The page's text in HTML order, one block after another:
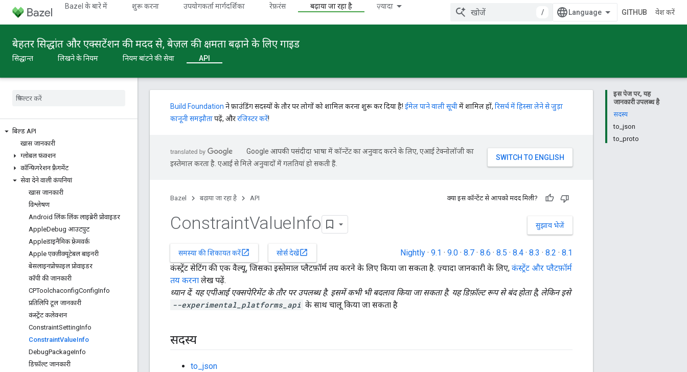
Bazel के बारे में शुरू करना उपयोगकर्ता मार्गदर्शिका रेफ़रंस बढ़ाया जा रहा है ज़्यादा
/ GITHUB प्रवेश करें
बेहतर सिद्धांत और एक्सटेंशन की मदद से, बेज़ल की क्षमता बढ़ाने के लिए गाइड
सिद्धान्त लिखने के नियम नियम बांटने की सेवा API
बिल्ड API
खास जानकारी
ग्लोबल फ़ंक्शन
कॉन्फ़िगरेशन फ़्रैगमेंट
सेवा देने वाली कंपनियां
खास जानकारी
विश्लेषण
Android लिंक लिंक लाइब्रेरी प्रोवाइडर
AppleDebug आउटपुट
Appleडाइनैमिक फ़्रेमवर्क
Apple एक्ज़ीक्यूटेबल बाइनरी
बेसलाइनप्रोफ़ाइल प्रोवाइडर
कॉपी की जानकारी
CPToolchaconfigConfigInfo
प्रतिलिपि टूल जानकारी
कंस्ट्रेंट कलेक्शन
ConstraintSettingInfo
ConstraintValueInfo
DebugPackageInfo
डिफ़ॉल्ट जानकारी
इस पेज पर, यह
जानकारी उपलब्ध है
सदस्य
to_json
to_proto
Build Foundation ने फ़ाउंडिंग सदस्यों के तौर पर लोगों को शामिल करना शुरू कर दिया है! ईमेल पाने वाली सूचीमें शामिल हों, रिसर्च में हिस्सा लेने से जुड़ा
कानूनी समझौतापढ़ें, औररजिस्टर करें!
Google आपकी पसंदीदा भाषा में कॉन्टेंट का अनुवाद करने के लिए, एआई टेक्नोलॉजी का
इस्तेमाल करता है. एआई से मिले अनुवादों में गलतियां हो सकती हैं.
Bazel बढ़ाया जा रहा है API क्या इस कॉन्टेंट से आपको मदद मिली?
सुझाव भेजें
ConstraintValueInfo
समस्या की शिकायत करेंopen_in_new सोर्स देखेंopen_in_new Nightly · 9.1 · 9.0 · 8.7 · 8.6 · 8.5 · 8.4 · 8.3 · 8.2 · 8.1
कंस्ट्रेंट सेटिंग की एक वैल्यू, जिसका इस्तेमाल प्लैटफ़ॉर्म तय करने के लिए किया जा सकता है. ज़्यादा जानकारी के लिए, कंस्ट्रेंट और प्लैटफ़ॉर्म
तय करना लेख पढ़ें.
ध्यान दें: यह एपीआई एक्सपेरिमेंट के तौर पर उपलब्ध है. इसमें कभी भी बदलाव किया जा सकता है. यह डिफ़ॉल्ट रूप से बंद होता है, लेकिन इसे
--experimental_platforms_api के साथ चालू किया जा सकता है
सदस्य
to_json